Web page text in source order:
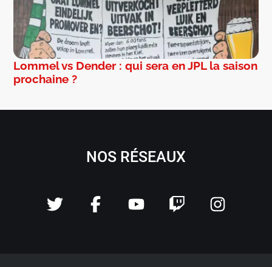
Lommel vs Dender : qui sera en JPL la saison
prochaine ?
NOS RÉSEAUX